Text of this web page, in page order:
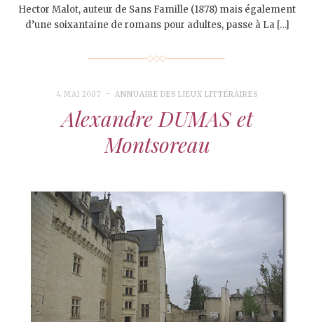
Hector Malot, auteur de Sans Famille (1878) mais également
d’une soixantaine de romans pour adultes, passe à La […]
4 MAI 2007 ANNUAIRE DES LIEUX LITTÉRAIRES
Alexandre DUMAS et
Montsoreau